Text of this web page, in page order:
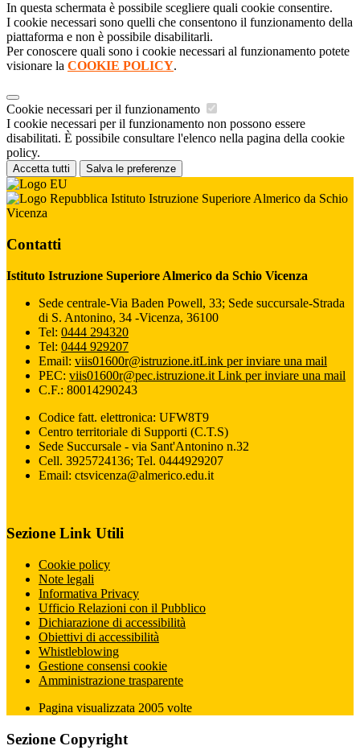
In questa schermata è possibile scegliere quali cookie consentire.
I cookie necessari sono quelli che consentono il funzionamento della
piattaforma e non è possibile disabilitarli.
Per conoscere quali sono i cookie necessari al funzionamento potete
visionare la COOKIE POLICY.
Cookie necessari per il funzionamento
I cookie necessari per il funzionamento non possono essere
disabilitati. È possibile consultare l'elenco nella pagina della cookie
policy.
Accetta tutti Salva le preferenze
Istituto Istruzione Superiore Almerico da Schio
Vicenza
Contatti
Istituto Istruzione Superiore Almerico da Schio Vicenza
Sede centrale-Via Baden Powell, 33; Sede succursale-Strada
di S. Antonino, 34 -Vicenza, 36100
Tel: 0444 294320
Tel: 0444 929207
Email: viis01600r@istruzione.itLink per inviare una mail
PEC: viis01600r@pec.istruzione.it Link per inviare una mail
C.F.: 80014290243
Codice fatt. elettronica: UFW8T9
Centro territoriale di Supporti (C.T.S)
Sede Succursale - via Sant'Antonino n.32
Cell. 3925724136; Tel. 0444929207
Email: ctsvicenza@almerico.edu.it
Sezione Link Utili
Cookie policy
Note legali
Informativa Privacy
Ufficio Relazioni con il Pubblico
Dichiarazione di accessibilità
Obiettivi di accessibilità
Whistleblowing
Gestione consensi cookie
Amministrazione trasparente
Pagina visualizzata 2005 volte
Sezione Copyright